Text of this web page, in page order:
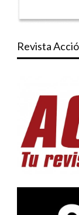
Revista